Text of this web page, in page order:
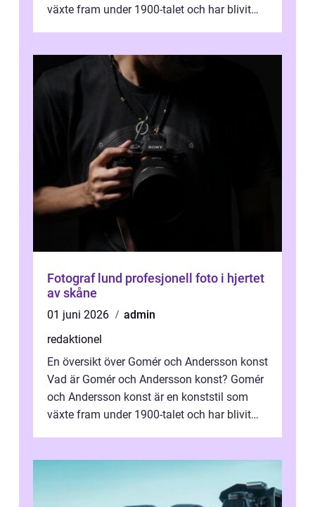
växte fram under 1900-talet och har blivit
Fotograf lund profesjonell foto i hjertet
av skåne
01 juni 2026
admin
redaktionel
En översikt över Gomér och Andersson konst
Vad är Gomér och Andersson konst? Gomér
och Andersson konst är en konststil som
växte fram under 1900-talet och har blivit